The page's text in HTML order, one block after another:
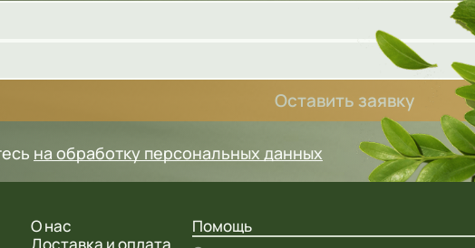
Оставить заявку
на обработку персональных данных
О нас
Помощь